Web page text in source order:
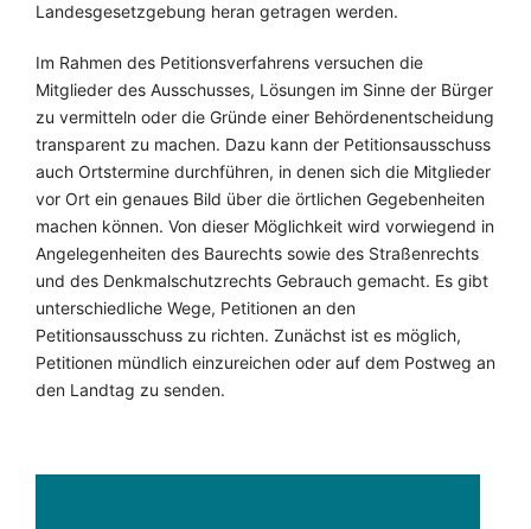
Landesgesetzgebung heran getragen werden.
Im Rahmen des Petitionsverfahrens versuchen die
Mitglieder des Ausschusses, Lösungen im Sinne der Bürger
zu vermitteln oder die Gründe einer Behördenentscheidung
transparent zu machen. Dazu kann der Petitionsausschuss
auch Ortstermine durchführen, in denen sich die Mitglieder
vor Ort ein genaues Bild über die örtlichen Gegebenheiten
machen können. Von dieser Möglichkeit wird vorwiegend in
Angelegenheiten des Baurechts sowie des Straßenrechts
und des Denkmalschutzrechts Gebrauch gemacht. Es gibt
unterschiedliche Wege, Petitionen an den
Petitionsausschuss zu richten. Zunächst ist es möglich,
Petitionen mündlich einzureichen oder auf dem Postweg an
den Landtag zu senden.